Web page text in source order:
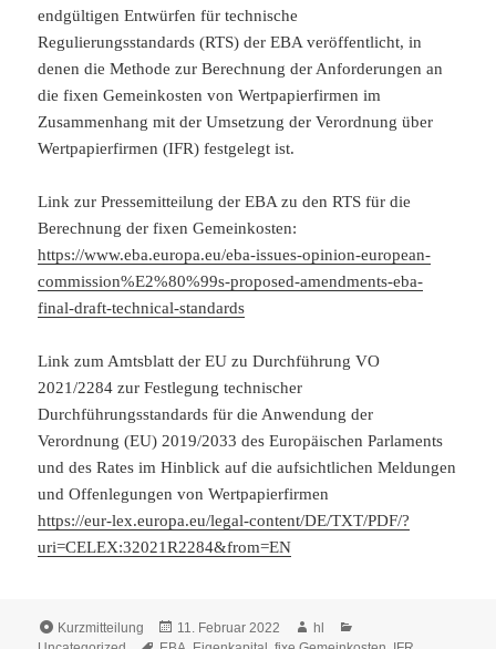
endgültigen Entwürfen für technische
Regulierungsstandards (RTS) der EBA veröffentlicht, in
denen die Methode zur Berechnung der Anforderungen an
die fixen Gemeinkosten von Wertpapierfirmen im
Zusammenhang mit der Umsetzung der Verordnung über
Wertpapierfirmen (IFR) festgelegt ist.
Link zur Pressemitteilung der EBA zu den RTS für die
Berechnung der fixen Gemeinkosten:
https://www.eba.europa.eu/eba-issues-opinion-european-
commission%E2%80%99s-proposed-amendments-eba-
final-draft-technical-standards
Link zum Amtsblatt der EU zu Durchführung VO
2021/2284 zur Festlegung technischer
Durchführungsstandards für die Anwendung der
Verordnung (EU) 2019/2033 des Europäischen Parlaments
und des Rates im Hinblick auf die aufsichtlichen Meldungen
und Offenlegungen von Wertpapierfirmen
https://eur-lex.europa.eu/legal-content/DE/TXT/PDF/?
uri=CELEX:32021R2284&from=EN
Format
Kurzmitteilung
Veröffentlicht
11. Februar 2022 Autor
hl